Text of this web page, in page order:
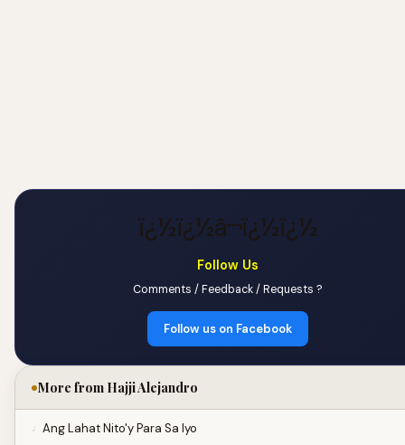
ï¿½ï¿½â¬ï¿½ï¿½
Follow Us
Comments / Feedback / Requests ?
Follow us on Facebook
More from Hajji Alejandro
Ang Lahat Nito'y Para Sa Iyo